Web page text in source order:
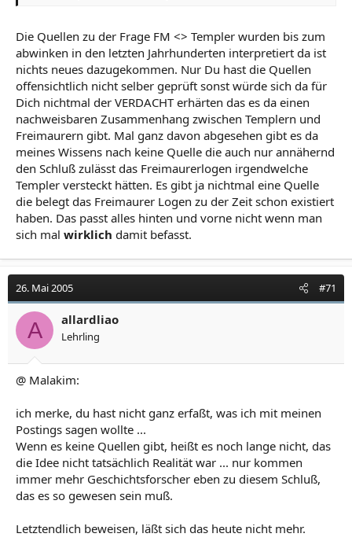
Die Quellen zu der Frage FM <> Templer wurden bis zum
abwinken in den letzten Jahrhunderten interpretiert da ist
nichts neues dazugekommen. Nur Du hast die Quellen
offensichtlich nicht selber geprüft sonst würde sich da für
Dich nichtmal der VERDACHT erhärten das es da einen
nachweisbaren Zusammenhang zwischen Templern und
Freimaurern gibt. Mal ganz davon abgesehen gibt es da
meines Wissens nach keine Quelle die auch nur annähernd
den Schluß zulässt das Freimaurerlogen irgendwelche
Templer versteckt hätten. Es gibt ja nichtmal eine Quelle
die belegt das Freimaurer Logen zu der Zeit schon existiert
haben. Das passt alles hinten und vorne nicht wenn man
sich mal wirklich damit befasst.
26. Mai 2005 #71
A allardliao
Lehrling
@ Malakim:
ich merke, du hast nicht ganz erfaßt, was ich mit meinen
Postings sagen wollte ...
Wenn es keine Quellen gibt, heißt es noch lange nicht, das
die Idee nicht tatsächlich Realität war ... nur kommen
immer mehr Geschichtsforscher eben zu diesem Schluß,
das es so gewesen sein muß.
Letztendlich beweisen, läßt sich das heute nicht mehr.